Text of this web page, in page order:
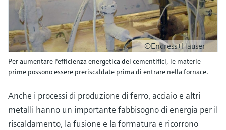
©Endress+Hauser
Per aumentare l'efficienza energetica dei cementifici, le materie
prime possono essere preriscaldate prima di entrare nella fornace.
Anche i processi di produzione di ferro, acciaio e altri
metalli hanno un importante fabbisogno di energia per il
riscaldamento, la fusione e la formatura e ricorrono